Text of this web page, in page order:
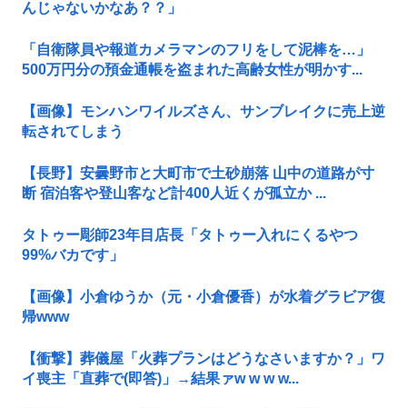
んじゃないかなあ？？」
「自衛隊員や報道カメラマンのフリをして泥棒を…」
500万円分の預金通帳を盗まれた高齢女性が明かす...
【画像】モンハンワイルズさん、サンブレイクに売上逆
転されてしまう
【長野】安曇野市と大町市で土砂崩落 山中の道路が寸
断 宿泊客や登山客など計400人近くが孤立か ...
タトゥー彫師23年目店長「タトゥー入れにくるやつ
99%バカです」
【画像】小倉ゆうか（元・小倉優香）が水着グラビア復
帰www
【衝撃】葬儀屋「火葬プランはどうなさいますか？」ワ
イ喪主「直葬で(即答)」→結果ァw w w w...